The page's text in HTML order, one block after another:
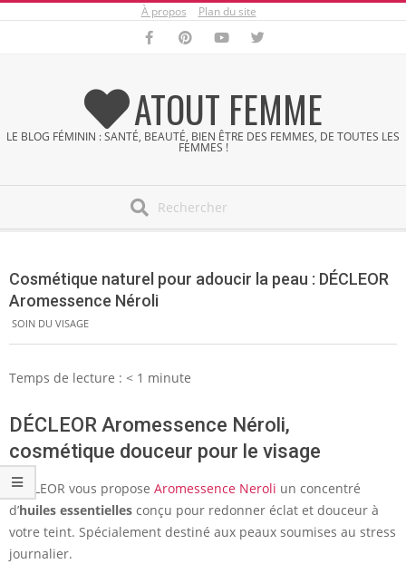
À propos Plan du site
ATOUT FEMME
LE BLOG FÉMININ : SANTÉ, BEAUTÉ, BIEN ÊTRE DES FEMMES, DE TOUTES LES
FEMMES !
Menu
Cosmétique naturel pour adoucir la peau : DÉCLEOR
Aromessence Néroli
SOIN DU VISAGE
Temps de lecture : < 1 minute
DÉCLEOR Aromessence Néroli,
cosmétique douceur pour le visage
DÉCLEOR vous propose Aromessence Neroli un concentré
d’huiles essentielles conçu pour redonner éclat et douceur à
votre teint. Spécialement destiné aux peaux soumises au stress
journalier.